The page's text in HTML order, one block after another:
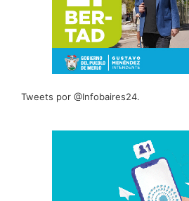
Tweets por @Infobaires24.